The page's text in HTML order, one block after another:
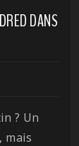
DANS
? Un
mais